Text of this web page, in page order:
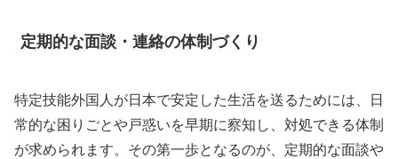
定期的な面談・連絡の体制づくり
特定技能外国人が日本で安定した生活を送るためには、日
常的な困りごとや戸惑いを早期に察知し、対処できる体制
が求められます。その第一歩となるのが、定期的な面談や